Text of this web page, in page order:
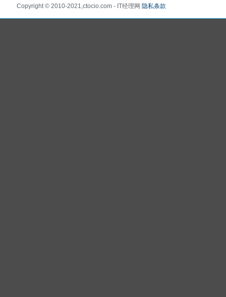
Copyright © 2010-2021,ctocio.com - IT经理网 隐私条款